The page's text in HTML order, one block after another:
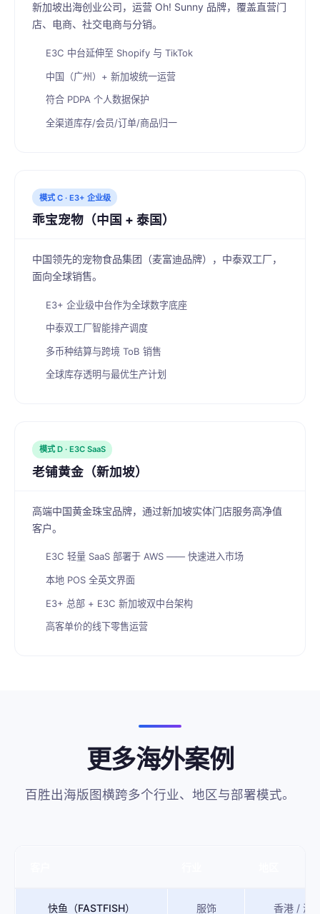
新加坡出海创业公司，运营 Oh! Sunny 品牌，覆盖直营门
店、电商、社交电商与分销。
E3C 中台延伸至 Shopify 与 TikTok
中国（广州）+ 新加坡统一运营
符合 PDPA 个人数据保护
全渠道库存/会员/订单/商品归一
模式 C · E3+ 企业级
乖宝宠物（中国 + 泰国）
中国领先的宠物食品集团（麦富迪品牌），中泰双工厂，
面向全球销售。
E3+ 企业级中台作为全球数字底座
中泰双工厂智能排产调度
多币种结算与跨境 ToB 销售
全球库存透明与最优生产计划
模式 D · E3C SaaS
老铺黄金（新加坡）
高端中国黄金珠宝品牌，通过新加坡实体门店服务高净值
客户。
E3C 轻量 SaaS 部署于 AWS —— 快速进入市场
本地 POS 全英文界面
E3+ 总部 + E3C 新加坡双中台架构
高客单价的线下零售运营
更多海外案例
百胜出海版图横跨多个行业、地区与部署模式。
快鱼（FASTFISH） 服饰 香港 / 海